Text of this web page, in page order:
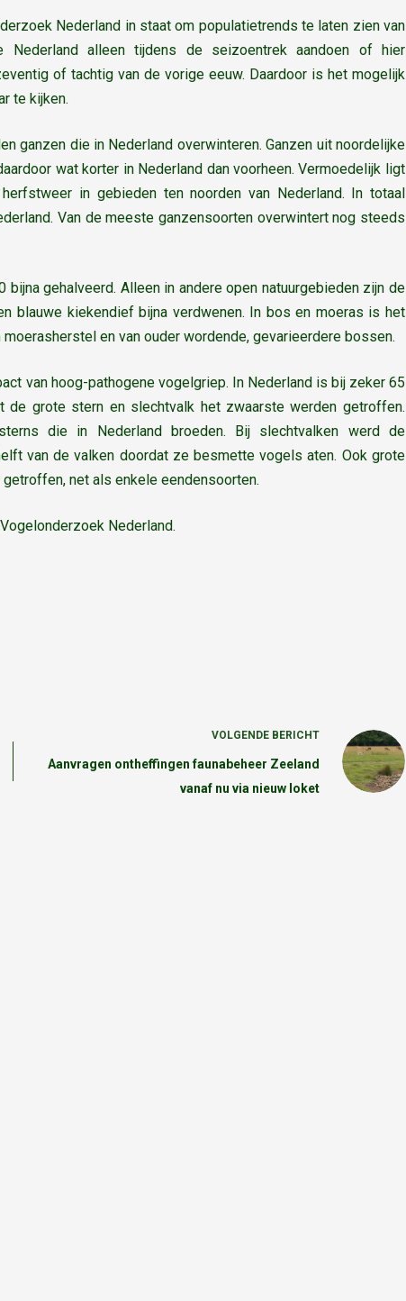
Nederland in staat om populatietrends te laten zien van
alleen tijdens de seizoentrek aandoen of hier
of tachtig van de vorige eeuw. Daardoor is het mogelijk
te kijken.
ganzen die in Nederland overwinteren. Ganzen uit noordelijke
wat korter in Nederland dan voorheen. Vermoedelijk ligt
in gebieden ten noorden van Nederland. In totaal
Van de meeste ganzensoorten overwintert nog steeds
gehalveerd. Alleen in andere open natuurgebieden zijn de
blauwe kiekendief bijna verdwenen. In bos en moeras is het
en van ouder wordende, gevarieerdere bossen.
van hoog-pathogene vogelgriep. In Nederland is bij zeker 65
grote stern en slechtvalk het zwaarste werden getroffen.
die in Nederland broeden. Bij slechtvalken werd de
van de valken doordat ze besmette vogels aten. Ook grote
net als enkele eendensoorten.
Nederland.
VOLGENDE BERICHT
Aanvragen ontheffingen faunabeheer Zeeland
vanaf nu via nieuw loket